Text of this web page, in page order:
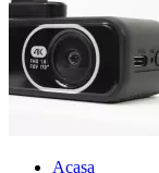
Acasa